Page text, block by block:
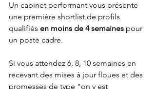
Un cabinet performant vous présente
une première shortlist de profils
qualifiés en moins de 4 semaines pour
un poste cadre.
Si vous attendez 6, 8, 10 semaines en
recevant des mises à jour floues et des
promesses de type "on y est